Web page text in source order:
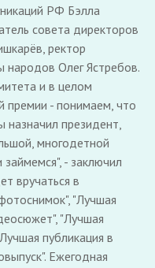
РФ Бэлла
совета директоров
ректор
народов Олег Ястребов.
и в целом
премии - понимаем, что
президент,
многодетной
- заключил
вручаться в
"Лучшая
"Лучшая
публикация в
Ежегодная